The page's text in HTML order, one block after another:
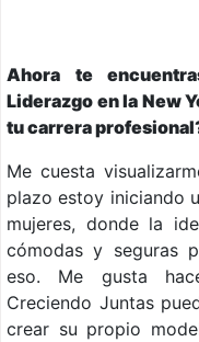
Ahora te
Liderazgo en la New
tu carrera
Me cuesta
plazo estoy iniciando
mujeres, donde la
cómodas y seguras
eso. Me gusta
Creciendo Juntas
crear su propio